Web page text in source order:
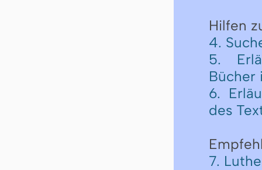
Hilfen
4.
5.
Bücher
6.
des
7.